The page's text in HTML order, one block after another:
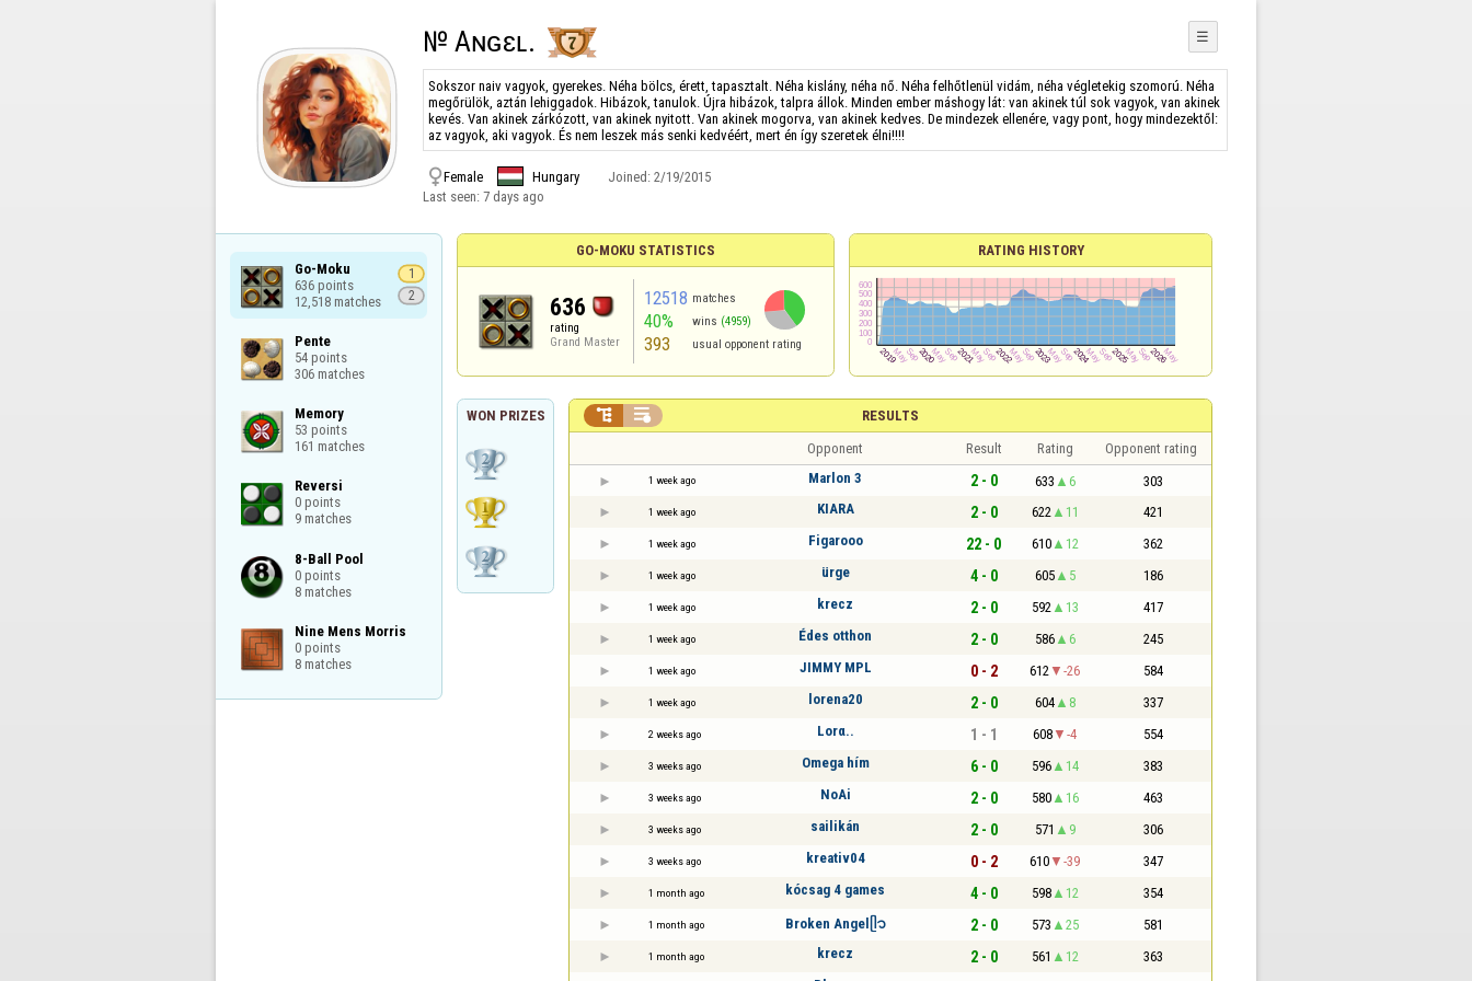
№ Aɴɢɛʟ.
Sokszor naiv vagyok, gyerekes. Néha bölcs, érett, tapasztalt. Néha kislány, néha nő. Néha felhőtlenül vidám, néha végletekig szomorú. Néha
megőrülök, aztán lehiggadok. Hibázok, tanulok. Újra hibázok, talpra állok. Minden ember máshogy lát: van akinek túl sok vagyok, van akinek
kevés. Van akinek zárkózott, van akinek nyitott. Van akinek mogorva, van akinek kedves. De mindezek ellenére, vagy pont, hogy mindezektől:
az vagyok, aki vagyok. És nem leszek más senki kedvéért, mert én így szeretek élni!!!!
Female Hungary Joined: 2/19/2015
Last seen: 7 days ago
☰
Go-Moku
636 points
12,518 matches
1
2
Pente
54 points
306 matches
Memory
53 points
161 matches
Reversi
0 points
9 matches
8-Ball Pool
0 points
8 matches
Nine Mens Morris
0 points
8 matches
GO-MOKU STATISTICS
636
rating
Grand Master
12518 matches
40% wins (4959)
393 usual opponent rating
RATING HISTORY
WON PRIZES RESULTS
 
Opponent Result Rating Opponent rating
1 week ago Marlon 3 2 - 0 633 6 303
1 week ago KIARA 2 - 0 622 11 421
1 week ago Figarooo 22 - 0 610 12 362
1 week ago ürge 4 - 0 605 5 186
1 week ago krecz 2 - 0 592 13 417
1 week ago Édes otthon 2 - 0 586 6 245
1 week ago JIMMY MPL 0 - 2 612 -26 584
1 week ago lorena20 2 - 0 604 8 337
2 weeks ago Lorα.. 1 - 1 608 -4 554
3 weeks ago Omega hím 6 - 0 596 14 383
3 weeks ago NoAi 2 - 0 580 16 463
3 weeks ago sailikán 2 - 0 571 9 306
3 weeks ago kreativ04 0 - 2 610 -39 347
1 month ago kócsag 4 games 4 - 0 598 12 354
1 month ago Broken Angelᥫ᭡ 2 - 0 573 25 581
1 month ago krecz 2 - 0 561 12
363